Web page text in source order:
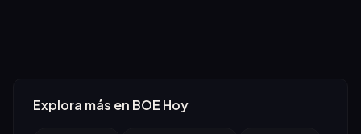
Explora más en BOE Hoy